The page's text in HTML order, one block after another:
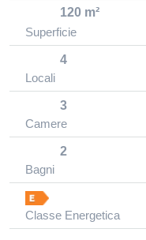
120 m²
Superficie
4
Locali
3
Camere
2
Bagni
Classe Energetica